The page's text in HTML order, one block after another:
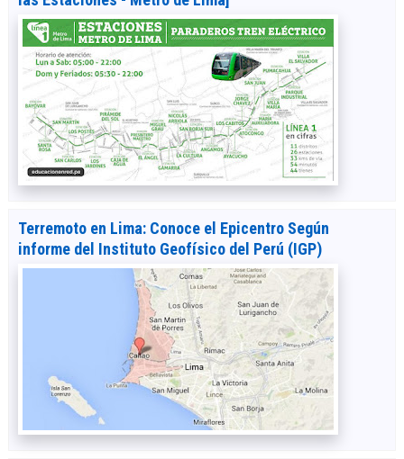
Terremoto en Lima: Conoce el Epicentro Según
informe del Instituto Geofísico del Perú (IGP)